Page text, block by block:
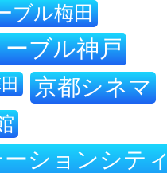
ブル梅田
ブル神戸
京都シネマ
ションシテ